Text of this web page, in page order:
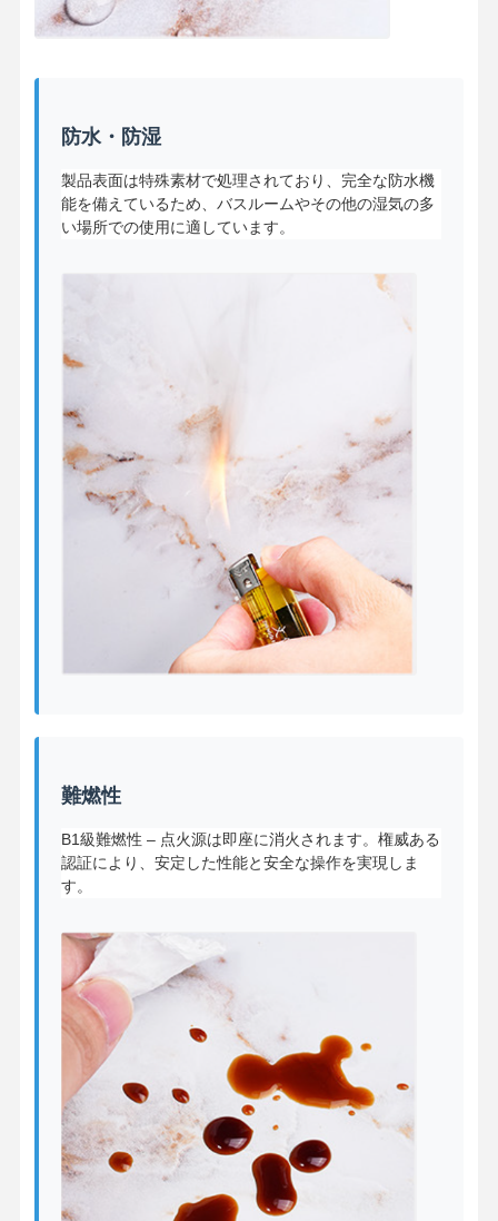
防水・防湿
製品表面は特殊素材で処理されており、完全な防水機
能を備えているため、バスルームやその他の湿気の多
い場所での使用に適しています。
難燃性
B1級難燃性 – 点火源は即座に消火されます。権威ある
認証により、安定した性能と安全な操作を実現しま
す。